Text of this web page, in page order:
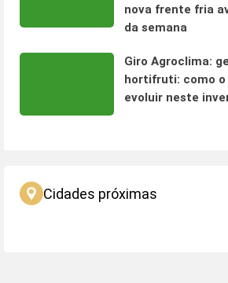
nova frente fria
da semana
Giro Agroclima:
hortifruti: como o
evoluir neste
Cidades próximas